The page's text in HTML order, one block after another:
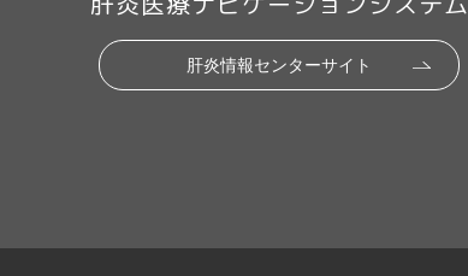
肝炎情報センターサイト